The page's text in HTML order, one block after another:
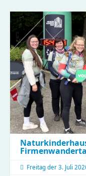
Freitag der 3. Juli